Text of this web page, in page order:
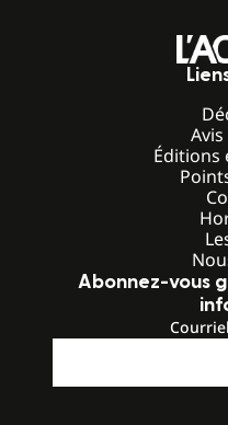
Éditions
Abonnez-vous
Courriel